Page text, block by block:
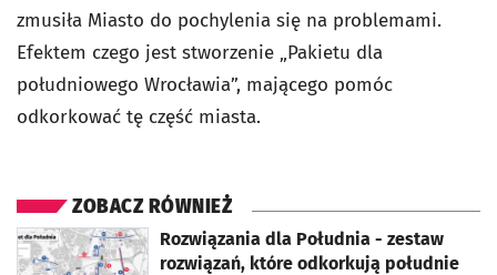
zmusiła Miasto do pochylenia się na problemami.
Efektem czego jest stworzenie „Pakietu dla
południowego Wrocławia”, mającego pomóc
odkorkować tę część miasta.
ZOBACZ RÓWNIEŻ
Rozwiązania dla Południa - zestaw
rozwiązań, które odkorkują południe
otworzy się w nowej karcie